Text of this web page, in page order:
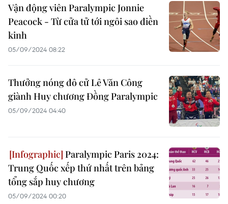
Vận động viên Paralympic Jonnie
Peacock - Từ cửa tử tới ngôi sao điền
kinh
05/09/2024 08:22
Thưởng nóng đô cử Lê Văn Công
giành Huy chương Đồng Paralympic
05/09/2024 04:40
Paralympic Paris 2024:
Trung Quốc xếp thứ nhất trên bảng
tổng sắp huy chương
05/09/2024 00:20